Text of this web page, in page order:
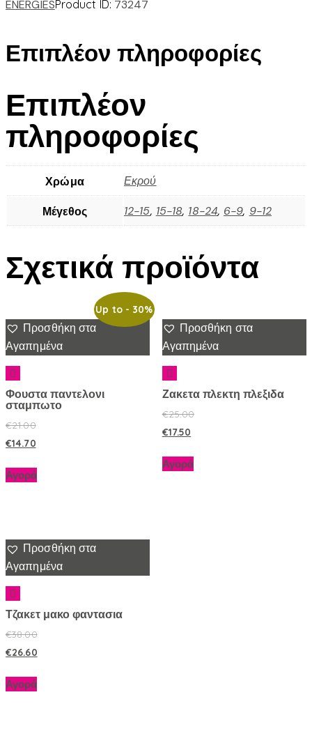
ENERGIESProduct ID: 73247
Επιπλέον πληροφορίες
Επιπλέον
πληροφορίες
Χρώμα Εκρού
Μέγεθος 12-15, 15-18, 18-24, 6-9, 9-12
Σχετικά προϊόντα
Up to- 30%
Προσθήκη στα
Αγαπημένα
Φουστα παντελονι
σταμπωτο
€21.00
€14.70
Αγορά
Προσθήκη στα
Αγαπημένα
Ζακετα πλεκτη πλεξιδα
€25.00
€17.50
Αγορά
Προσθήκη στα
Αγαπημένα
Τζακετ μακο φαντασια
€38.00
€26.60
Αγορά